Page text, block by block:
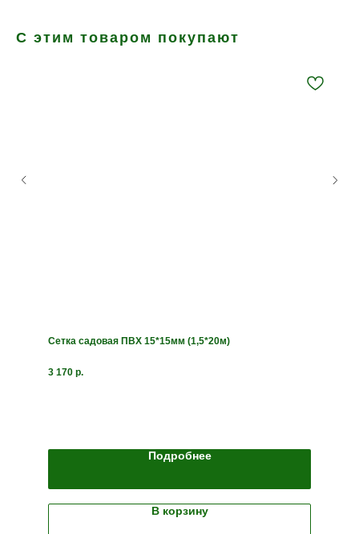
С этим товаром покупают
Сетка садовая ПВХ 15*15мм (1,5*20м)
3 170 р.
Подробнее
В корзину